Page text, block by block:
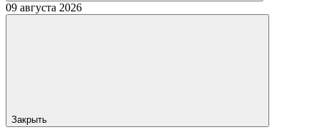
09 августа 2026
Закрыть